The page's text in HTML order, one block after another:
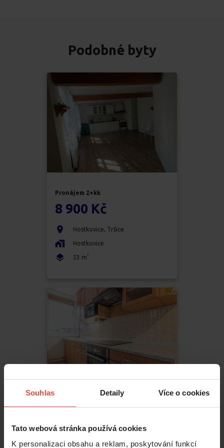
Souhlas Detaily Více o cookies
Tato webová stránka používá cookies
K personalizaci obsahu a reklam, poskytování funkcí
Podobné byty
Pronájem 2+kk
8 900 Kč
Hostkovice, Tršice
Hostkovice
53 m 2
Pronájem2+kk
17 000 Kč
Okružní ,Olomouc